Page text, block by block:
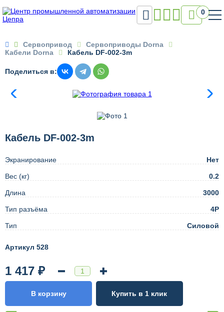
 0
 Сервопривод
Сервоприводы Dorna
Кабели Dorna
Кабель DF-002-3m
Поделиться в:
Кабель DF-002-3m
Экранирование Нет
Вес (кг) 0.2
Длина 3000
Тип разъёма 4P
Тип Силовой
Артикул 528
1 417 ₽
В корзину Купить в 1 клик